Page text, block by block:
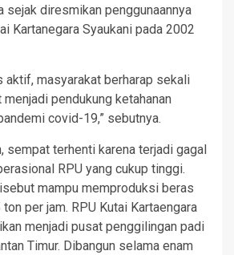
sejak diresmikan penggunaannya
Kartanegara Syaukani pada 2002
aktif, masyarakat berharap sekali
pendukung ketahanan
covid-19,” sebutnya.
sempat terhenti karena terjadi gagal
RPU yang cukup tinggi.
mampu memproduksi beras
per jam. RPU Kutai Kartaengara
menjadi pusat penggilingan padi
Timur. Dibangun selama enam